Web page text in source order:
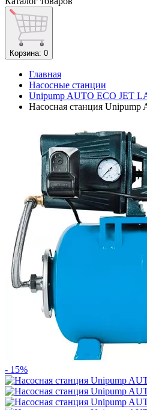
Корзина: 0
Главная
Насосные станции
Unipump AUTO ECO JET
Насосная станция
- 15%